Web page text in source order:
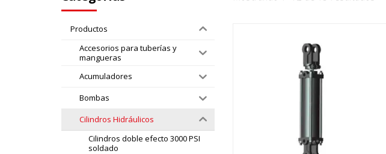
Productos
Accesorios para tuberías y
mangueras
Acumuladores
Bombas
Cilindros Hidráulicos
Cilindros doble efecto 3000 PSI
soldado